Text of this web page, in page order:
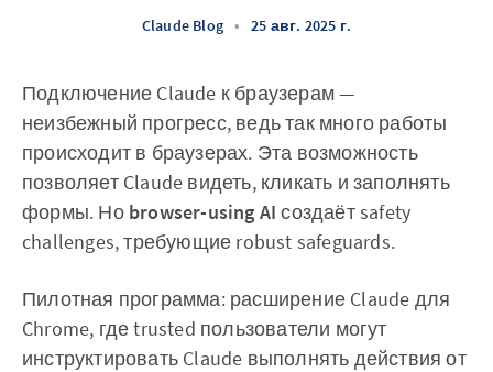
Claude Blog • 25 авг. 2025 г.
Подключение Claude к браузерам —
неизбежный прогресс, ведь так много работы
происходит в браузерах. Эта возможность
позволяет Claude видеть, кликать и заполнять
формы. Но browser-using AI создаёт safety
challenges, требующие robust safeguards.
Пилотная программа: расширение Claude для
Chrome, где trusted пользователи могут
инструктировать Claude выполнять действия от